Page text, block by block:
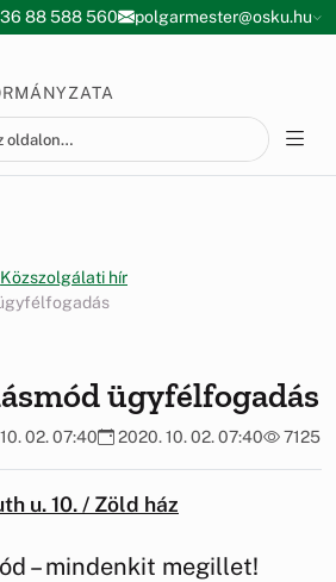
88 588 560 polgarmester@osku.hu
Közszolgálati hír
ügyfélfogadás
02. 07:40 2020. 10. 02. 07:40 7125
u. 10. / Zöld ház
– mindenkit megillet!